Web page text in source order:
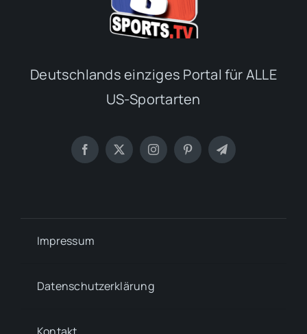
Deutschlands einziges Portal für ALLE
US-Sportarten
Impressum
Datenschutzerklärung